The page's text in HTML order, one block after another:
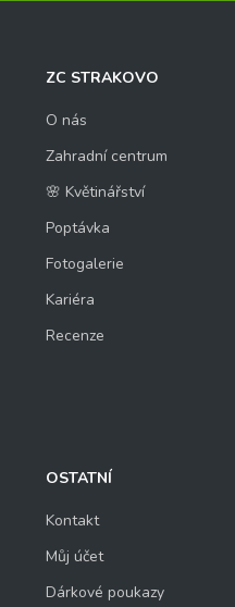
ZC STRAKOVO
O nás
Zahradní centrum
🌸 Květinářství
Poptávka
Fotogalerie
Kariéra
Recenze
OSTATNÍ
Kontakt
Můj účet
Dárkové poukazy